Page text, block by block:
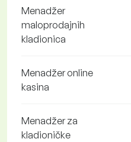
Menadžer
maloprodajnih
kladionica
Menadžer online
kasina
Menadžer za
kladioničke